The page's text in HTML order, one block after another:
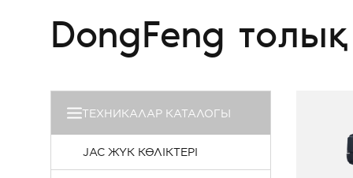
DongFeng толық
ТЕХНИКАЛАР КАТАЛОГЫ
JAC ЖҮК КӨЛІКТЕРІ